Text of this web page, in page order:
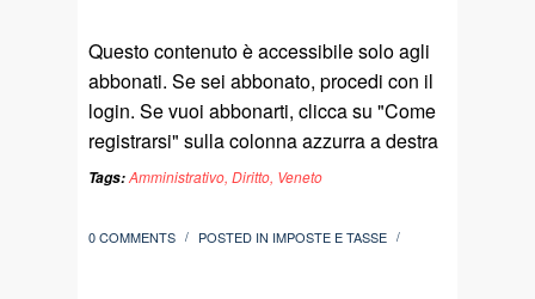
Questo contenuto è accessibile solo agli
abbonati. Se sei abbonato, procedi con il
login. Se vuoi abbonarti, clicca su "Come
registrarsi" sulla colonna azzurra a destra
Tags:Amministrativo, Diritto, Veneto
0 COMMENTS / POSTED IN IMPOSTE E TASSE /